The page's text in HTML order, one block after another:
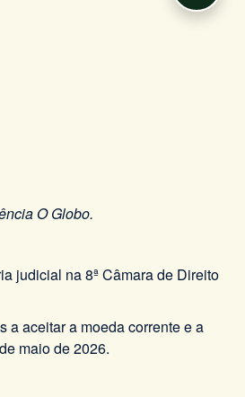
O Globo.
judicial na 8ª Câmara de Direito
a aceitar a moeda corrente e a
maio de 2026.